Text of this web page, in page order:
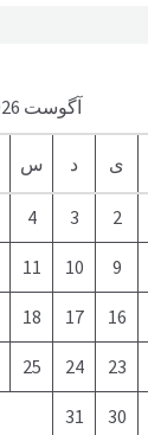
آگوست 2026
ی د س
2
3
4
9
10
11
16
17
18
23
24
25
30
31